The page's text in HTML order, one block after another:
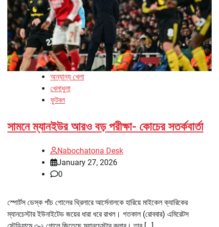
অন্যান্য খেলা
খেলাধুলা
ফুটবল
সামনে ম্যানইউর আরও বড় পরীক্ষা- কোচের সতর্কবার্তা
Nabochatona Desk
January 27, 2026
0
স্পোর্টস ডেস্ক পাঁচ গোলের থ্রিলারে আর্সেনালকে হারিয়ে মাইকেল ক্যারিকের
ম্যানচেস্টার ইউনাইটেড জয়ের ধারা ধরে রাখল। গতকাল (রোববার) এমিরেটস